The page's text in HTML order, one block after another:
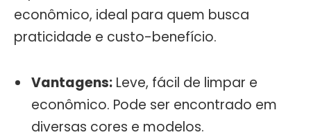
econômico, ideal para quem busca
praticidade e custo-benefício.
Vantagens: Leve, fácil de limpar e
econômico. Pode ser encontrado em
diversas cores e modelos.